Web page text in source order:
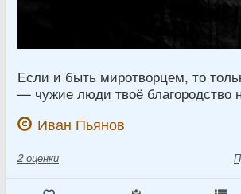
Если и быть миротворцем, то
— чужие люди твоё благородство
Иван Пьянов
2 оценки